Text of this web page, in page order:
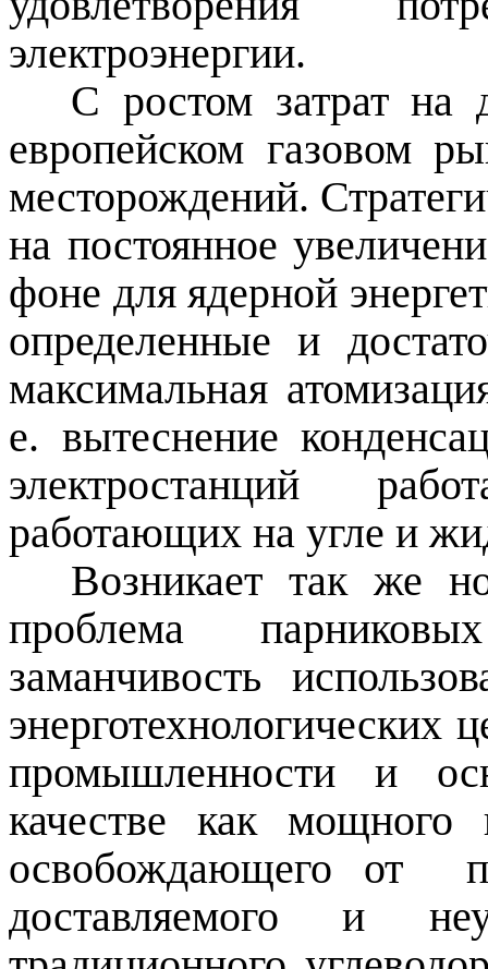
электроэнергии.
С ростом затрат на
европейском газовом
месторождений.
на постоянное
фоне для ядерной
определенные и
максимальная
е. вытеснение
электростанций
работающих на угле и
Возникает так же
проблема
заманчивость
энерготехнологических
промышленности и
качестве как мощного
освобождающего от
доставляемого и